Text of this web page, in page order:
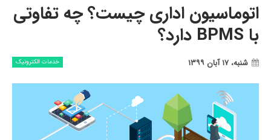
اتوماسیون اداری چیست؟ چه تفاوتی
با BPMS دارد؟
خدمات الکترونیک شنبه، ۱۷ آبان ۱۳۹۹